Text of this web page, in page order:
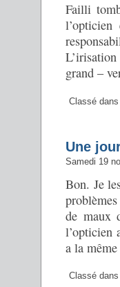
Failli
grand –
Classé dans
Une
Samedi 19
Bon. Je
de maux
l’opticien
a la
Classé dans